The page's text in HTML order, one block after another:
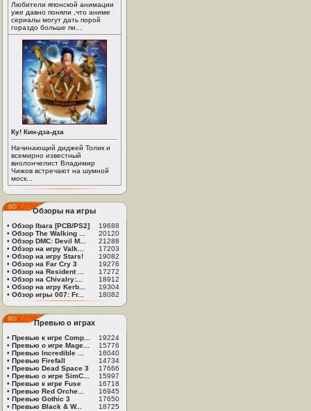
Любители японской анимации
уже давно поняли ,что аниме
сериалы могут дать порой
гораздо больше пи...
Ку! Кин-дза-дза
Начинающий диджей Толик и
всемирно известный
виолончелист Владимир
Чижов встречают на шумной
моск...
Обзоры на игры
• Обзор Ibara [PCB/PS2]
19688
• Обзор The Walking ...
20120
• Обзор DMC: Devil M...
21288
• Обзор на игру Valk...
17203
• Обзор на игру Stars!
19082
• Обзор на Far Cry 3
19276
• Обзор на Resident ...
17272
• Обзор на Chivalry:...
18912
• Обзор на игру Kerb...
19304
• Обзор игры 007: Fr... 18082
Превью о играх
• Превью к игре Comp...
19224
• Превью о игре Mage...
15776
• Превью Incredible ...
16040
• Превью Firefall
14734
• Превью Dead Space 3
17666
• Превью о игре SimC...
15997
• Превью к игре Fuse
16718
• Превью Red Orche...
16945
• Превью Gothic 3
17650
• Превью Black & W... 18725